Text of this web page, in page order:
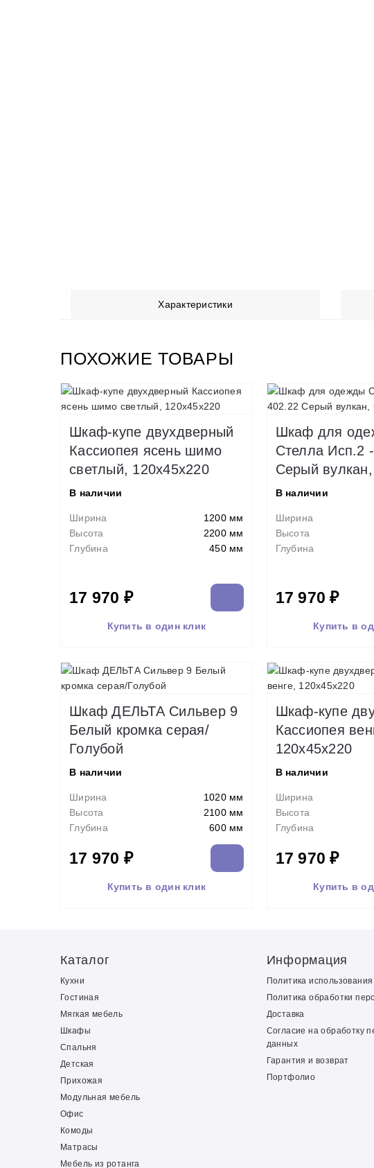
Характеристики
ПОХОЖИЕ ТОВАРЫ
Шкаф-купе двухдверный
Кассиопея ясень шимо
светлый, 120х45х220
В наличии
Ширина
1200 мм
Высота
2200 мм
Глубина
450 мм
17 970 ₽
Купить в один клик
Шкаф для
Стелла Исп.2
Серый
В наличии
Ширина
Высота
Глубина
17 970 ₽
Купить в
Шкаф ДЕЛЬТА Сильвер 9
Белый кромка серая/
Голубой
В наличии
Ширина
1020 мм
Высота
2100 мм
Глубина
600 мм
17 970 ₽
Купить в один клик
Шкаф-купе
Кассиопея
120х45х220
В наличии
Ширина
Высота
Глубина
17 970 ₽
Купить в
Каталог
Кухни
Гостиная
Мягкая мебель
Шкафы
Спальня
Детская
Прихожая
Модульная мебель
Офис
Комоды
Матрасы
Мебель из ротанга
Информация
Политика
Политика обработки
Доставка
Согласие на обработку
данных
Гарантия и возврат
Портфолио